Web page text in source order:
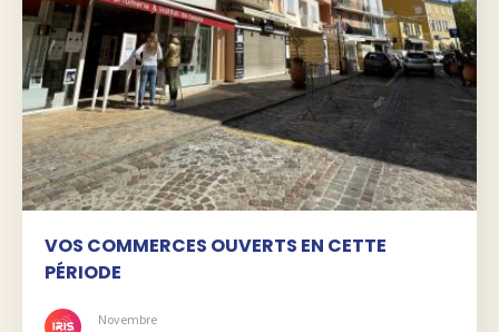
VOS COMMERCES OUVERTS EN CETTE
PÉRIODE
Novembre